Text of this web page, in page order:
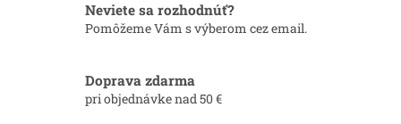
Neviete sa rozhodnúť?
Pomôžeme Vám s výberom cez email.
Doprava zdarma
pri objednávke nad 50 €